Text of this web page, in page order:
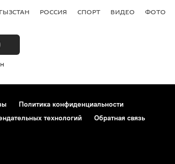
РОССИЯ СПОРТ ВИДЕО ФОТО
Политика конфиденциальности
технологий Обратная связь